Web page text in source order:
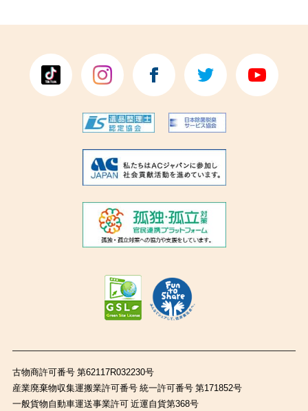
古物商許可番号 第62117R032230号
産業廃棄物収集運搬業許可番号 統一許可番号 第171852号
一般貨物自動車運送事業許可 近運自貨第368号